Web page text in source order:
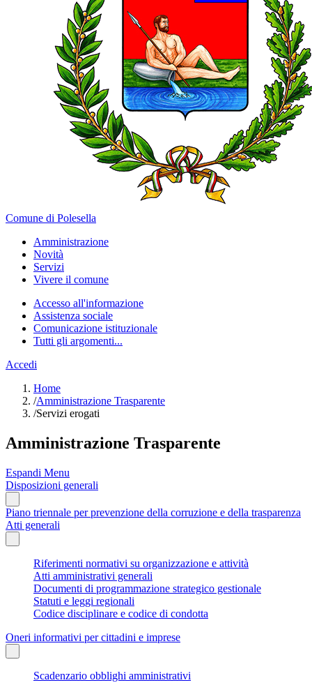
Comune di Polesella
Amministrazione
Novità
Servizi
Vivere il comune
Accesso all'informazione
Assistenza sociale
Comunicazione istituzionale
Tutti gli argomenti...
Accedi
Home
/Amministrazione Trasparente
/Servizi erogati
Amministrazione Trasparente
Espandi Menu
Disposizioni generali
Piano triennale per prevenzione della corruzione e della trasparenza
Atti generali
Riferimenti normativi su organizzazione e attività
Atti amministrativi generali
Documenti di programmazione strategico gestionale
Statuti e leggi regionali
Codice disciplinare e codice di condotta
Oneri informativi per cittadini e imprese
Scadenzario obblighi amministrativi